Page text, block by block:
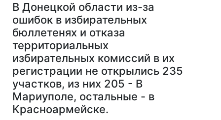
В Донецкой области из-за
ошибок в избирательных
бюллетенях и отказа
территориальных
избирательных комиссий в их
регистрации не открылись 235
участков, из них 205 - В
Мариуполе, остальные - в
Красноармейске.